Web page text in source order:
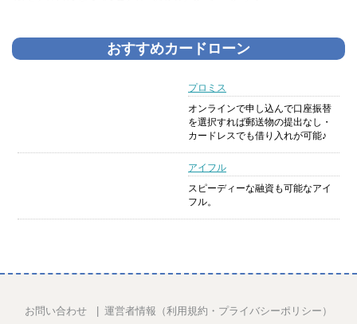
おすすめカードローン
プロミス
オンラインで申し込んで口座振替
を選択すれば郵送物の提出なし・
カードレスでも借り入れが可能♪
アイフル
スピーディーな融資も可能なアイ
フル。
お問い合わせ 運営者情報（利用規約・プライバシーポリシー）